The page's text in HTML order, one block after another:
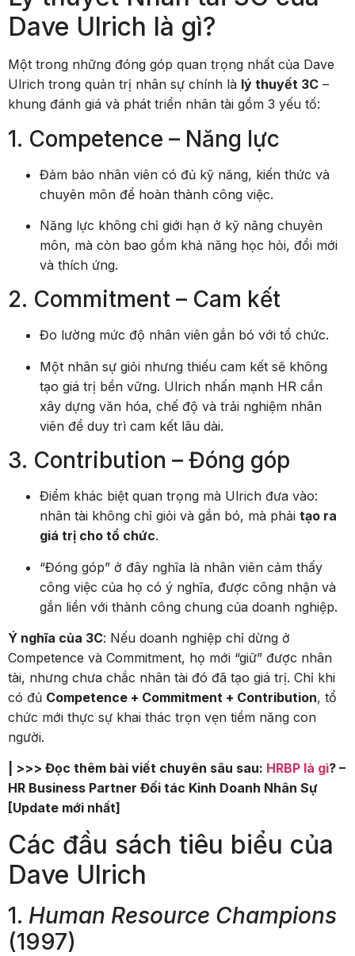
Dave Ulrich là gì?
Một trong những đóng góp quan trọng nhất của Dave
Ulrich trong quản trị nhân sự chính là lý thuyết 3C –
khung đánh giá và phát triển nhân tài gồm 3 yếu tố:
1. Competence – Năng lực
Đảm bảo nhân viên có đủ kỹ năng, kiến thức và
chuyên môn để hoàn thành công việc.
Năng lực không chỉ giới hạn ở kỹ năng chuyên
môn, mà còn bao gồm khả năng học hỏi, đổi mới
và thích ứng.
2. Commitment – Cam kết
Đo lường mức độ nhân viên gắn bó với tổ chức.
Một nhân sự giỏi nhưng thiếu cam kết sẽ không
tạo giá trị bền vững. Ulrich nhấn mạnh HR cần
xây dựng văn hóa, chế độ và trải nghiệm nhân
viên để duy trì cam kết lâu dài.
3. Contribution – Đóng góp
Điểm khác biệt quan trọng mà Ulrich đưa vào:
nhân tài không chỉ giỏi và gắn bó, mà phải tạo ra
giá trị cho tổ chức.
“Đóng góp” ở đây nghĩa là nhân viên cảm thấy
công việc của họ có ý nghĩa, được công nhận và
gắn liền với thành công chung của doanh nghiệp.
Ý nghĩa của 3C: Nếu doanh nghiệp chỉ dừng ở
Competence và Commitment, họ mới “giữ” được nhân
tài, nhưng chưa chắc nhân tài đó đã tạo giá trị. Chỉ khi
có đủ Competence + Commitment + Contribution, tổ
chức mới thực sự khai thác trọn vẹn tiềm năng con
người.
| >>> Đọc thêm bài viết chuyên sâu sau: HRBP là gì? –
HR Business Partner Đối tác Kinh Doanh Nhân Sự
[Update mới nhất]
Các đầu sách tiêu biểu của
Dave Ulrich
1. Human Resource Champions
(1997)